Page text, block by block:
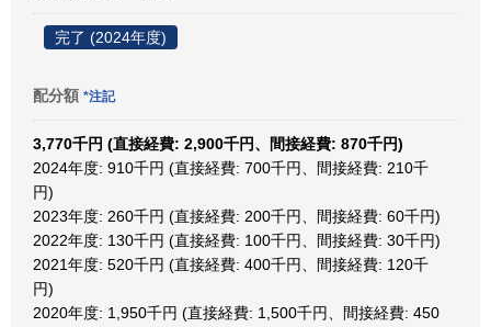
完了 (2024年度)
配分額 *注記
3,770千円 (直接経費: 2,900千円、間接経費: 870千円)
2024年度: 910千円 (直接経費: 700千円、間接経費: 210千
円)
2023年度: 260千円 (直接経費: 200千円、間接経費: 60千円)
2022年度: 130千円 (直接経費: 100千円、間接経費: 30千円)
2021年度: 520千円 (直接経費: 400千円、間接経費: 120千
円)
2020年度: 1,950千円 (直接経費: 1,500千円、間接経費: 450